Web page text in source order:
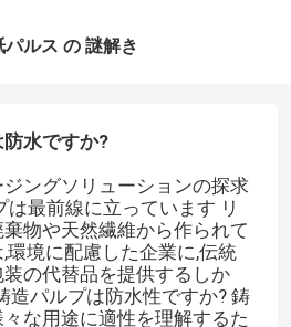
パルス の 謎解き
水ですか?
ングソリューションの探求
は最前線に立っています リ
物や天然繊維から作られて
環境に配慮した企業に,伝統
の代替品を提供するしか
造パルプは防水性ですか? 鋳
な用途に適性を理解するた